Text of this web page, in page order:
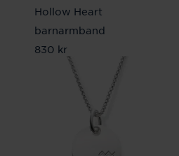
Hollow Heart
barnarmband
Pris:830 kr
830 kr